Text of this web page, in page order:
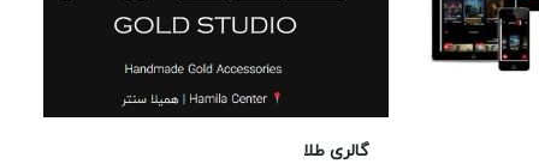
گالری طلا